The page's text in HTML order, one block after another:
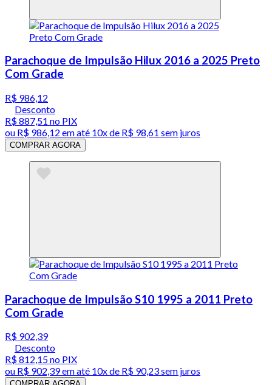
Parachoque de Impulsão Hilux 2016 a 2025 Preto
Com Grade
R$ 986,12
Desconto
R$ 887,51 no PIX
ou R$ 986,12 em até 10x de R$ 98,61 sem juros
COMPRAR AGORA
Parachoque de Impulsão S10 1995 a 2011 Preto
Com Grade
R$ 902,39
Desconto
R$ 812,15no PIX
ou R$ 902,39em até 10x de R$ 90,23 sem juros